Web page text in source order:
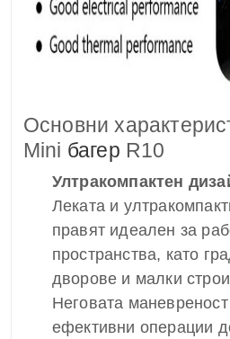
Основни
Mini багер R10
Ултракомпактен
Леката и
правят идеален за
пространства, като
дворове и малки
Неговата
ефективни операции